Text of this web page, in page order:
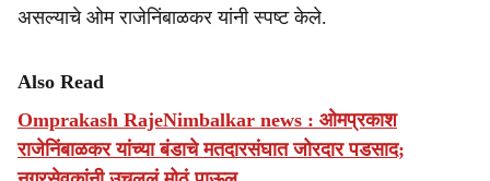
असल्याचे ओम राजेनिंबाळकर यांनी स्पष्ट केले.
Also Read
Omprakash RajeNimbalkar news : ओमप्रकाश
राजेनिंबाळकर यांच्या बंडाचे मतदारसंघात जोरदार पडसाद;